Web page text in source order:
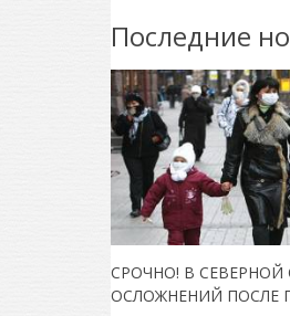
Последние
СРОЧНО! В СЕВЕРНОЙ
ОСЛОЖНЕНИЙ ПОСЛЕ